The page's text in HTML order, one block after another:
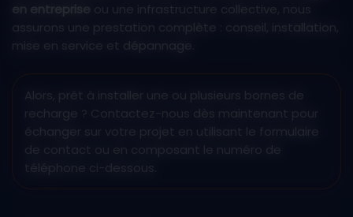
en entreprise
ou une infrastructure collective, nous
assurons une prestation complète : conseil, installation,
mise en service et dépannage.
Alors, prêt à installer une ou plusieurs bornes de
recharge ? Contactez-nous dès maintenant pour
échanger sur votre projet en utilisant le formulaire
de contact ou en composant le numéro de
téléphone ci-dessous.